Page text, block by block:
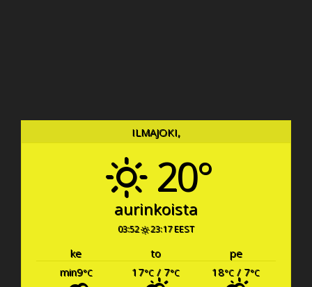
ILMAJOKI,
20°
aurinkoista
03:52 23:17 EEST
ke to
pe
min9°C 17°C / 7°C 18°C / 7°C